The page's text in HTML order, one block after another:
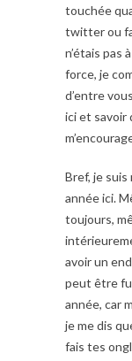
touchée
twitter ou
n’étais pas
force, je
d’entre
ici et savoir
Bref, je
année ici.
toujours,
avoir un
peut être
année, car
je me dis
fais tes